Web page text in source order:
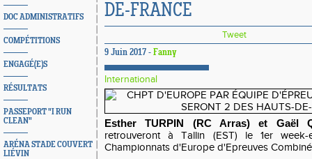
DOC ADMINISTRATIFS
COMPÉTITIONS
ENGAGÉ(E)S
RÉSULTATS
PASSEPORT "I RUN
CLEAN"
ARÉNA STADE COUVERT
LIÉVIN
DE-FRANCE
Tweet
9 Juin 2017 - Fanny
International
Esther TURPIN (RC Arras) et Gaël
retrouveront à Tallin (EST) le 1er
Championnats d'Europe d'Epreuves